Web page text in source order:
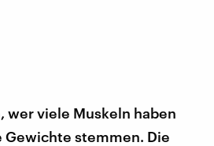
wer viele Muskeln haben
Gewichte stemmen. Die